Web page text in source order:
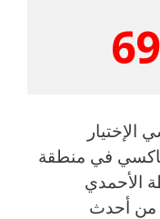
في منطقة
الأحمدي
من أحدث